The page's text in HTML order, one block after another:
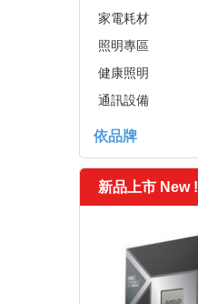
家電耗材
照明專區
健康照明
通訊設備
依品牌
新品上市 New !